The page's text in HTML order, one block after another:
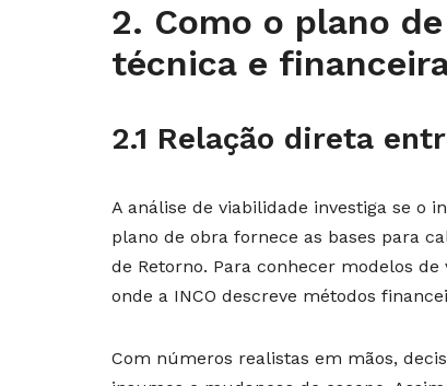
2. Como o plano
técnica e
2.1 Relação direta
A análise de viabilidade investiga se o
plano de obra fornece as bases para
de Retorno. Para conhecer modelos
onde a INCO descreve métodos
Com números realistas em mãos,